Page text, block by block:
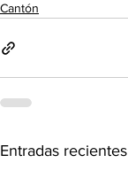
Cantón
Entradas recientes